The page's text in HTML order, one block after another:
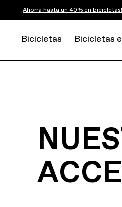
¡Ahorra hasta un 40% en bicicletas!
Bicicletas Bicicletas